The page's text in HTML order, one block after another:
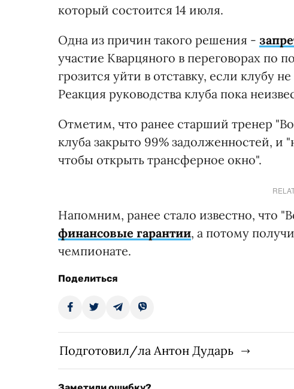
который состоится 14 июля.
Одна из причин такого решения -
участие Кварцяного в переговорах по
грозится уйти в отставку, если клубу
Реакция руководства клуба пока
Отметим, что ранее старший тренер
клуба закрыто 99% задолженностей, и
чтобы открыть трансферное окно".
Напомним, ранее стало известно, что
финансовые гарантии, а потому
чемпионате.
Поделиться
Подготовил/ла Антон Дударь